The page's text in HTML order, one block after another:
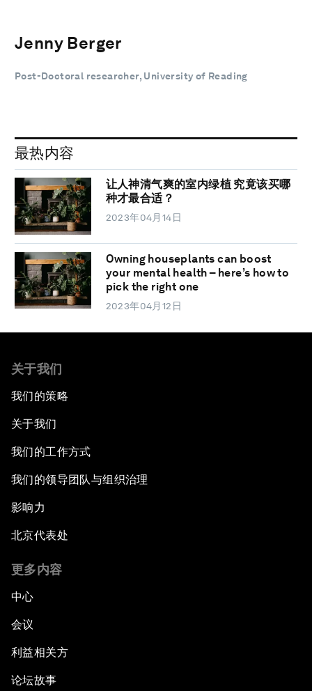
Jenny Berger
Post-Doctoral researcher, University of Reading
最热内容
让人神清气爽的室内绿植 究竟该买哪
种才最合适？
2023年04月14日
Owning houseplants can boost
your mental health – here’s how to
pick the right one
2023年04月12日
关于我们
我们的策略
关于我们
我们的工作方式
我们的领导团队与组织治理
影响力
北京代表处
更多内容
中心
会议
利益相关方
论坛故事